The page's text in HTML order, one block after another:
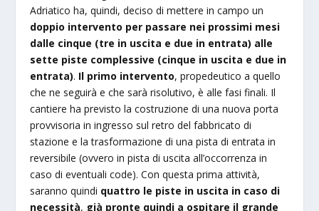
Adriatico ha, quindi, deciso di mettere in campo un
doppio intervento per passare nei prossimi mesi
dalle cinque (tre in uscita e due in entrata) alle
sette piste complessive (cinque in uscita e due in
entrata). Il primo intervento, propedeutico a quello
che ne seguirà e che sarà risolutivo, è alle fasi finali. Il
cantiere ha previsto la costruzione di una nuova porta
provvisoria in ingresso sul retro del fabbricato di
stazione e la trasformazione di una pista di entrata in
reversibile (ovvero in pista di uscita all’occorrenza in
caso di eventuali code). Con questa prima attività,
saranno quindi quattro le piste in uscita in caso di
necessità, già pronte quindi a ospitare il grande